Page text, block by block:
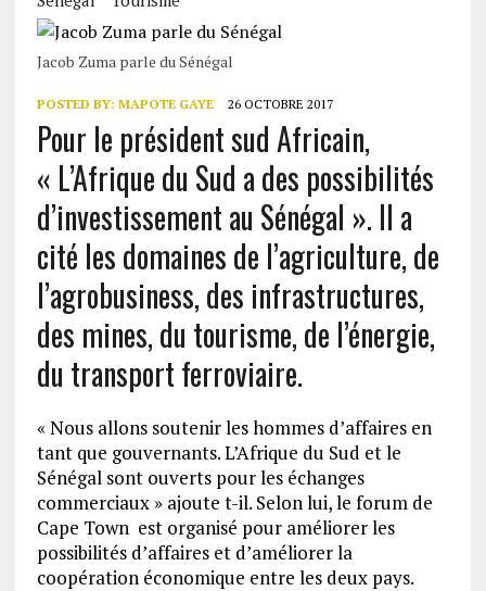
Jacob Zuma parle du Sénégal
POSTED BY: MAPOTE GAYE 26 OCTOBRE 2017
Pour le président sud Africain,
« L’Afrique du Sud a des possibilités
d’investissement au Sénégal ». Il a
cité les domaines de l’agriculture, de
l’agrobusiness, des infrastructures,
des mines, du tourisme, de l’énergie,
du transport ferroviaire.
« Nous allons soutenir les hommes d’affaires en
tant que gouvernants. L’Afrique du Sud et le
Sénégal sont ouverts pour les échanges
commerciaux » ajoute t-il. Selon lui, le forum de
Cape Town est organisé pour améliorer les
possibilités d’affaires et d’améliorer la
coopération économique entre les deux pays.